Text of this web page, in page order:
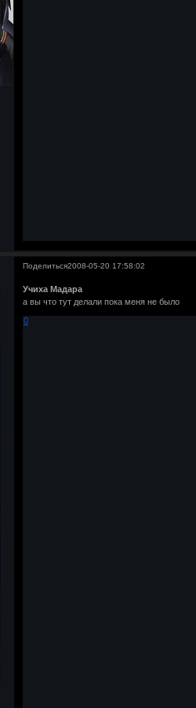
Поделиться2008-05-20 17:58:02
Учиха Мадара
а вы что тут делали пока меня не было
0